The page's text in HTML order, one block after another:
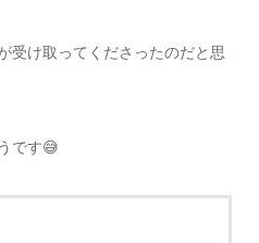
受け取ってくださったのだと思
です😅